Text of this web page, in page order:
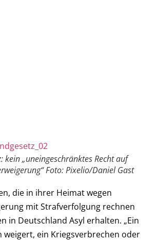
kein „uneingeschränktes Recht auf
Foto: Pixelio/Daniel Gast
die in ihrer Heimat wegen
mit Strafverfolgung rechnen
in Deutschland Asyl erhalten. „Ein
weigert, ein Kriegsverbrechen oder